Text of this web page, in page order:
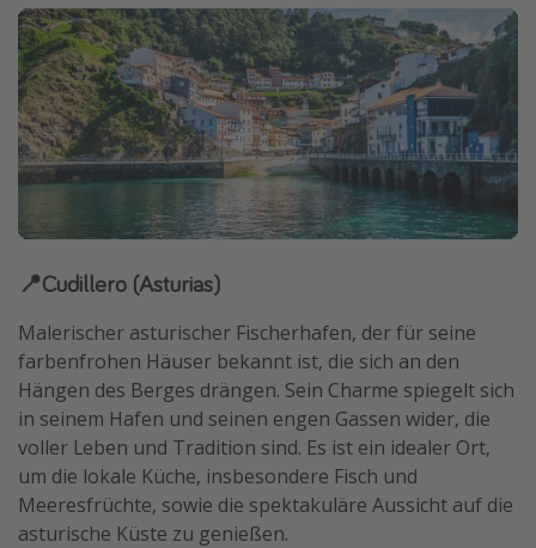
📍Cudillero (Asturias)
Malerischer asturischer Fischerhafen, der für seine
farbenfrohen Häuser bekannt ist, die sich an den
Hängen des Berges drängen. Sein Charme spiegelt sich
in seinem Hafen und seinen engen Gassen wider, die
voller Leben und Tradition sind. Es ist ein idealer Ort,
um die lokale Küche, insbesondere Fisch und
Meeresfrüchte, sowie die spektakuläre Aussicht auf die
asturische Küste zu genießen.